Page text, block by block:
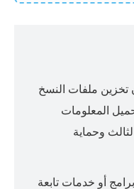
ملفات النسخ
المعلومات
وحماية
أو خدمات تابعة